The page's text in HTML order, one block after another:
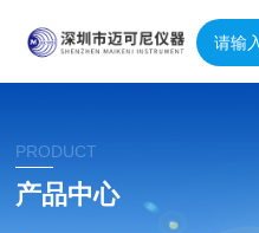
PRODUCT
产品中心